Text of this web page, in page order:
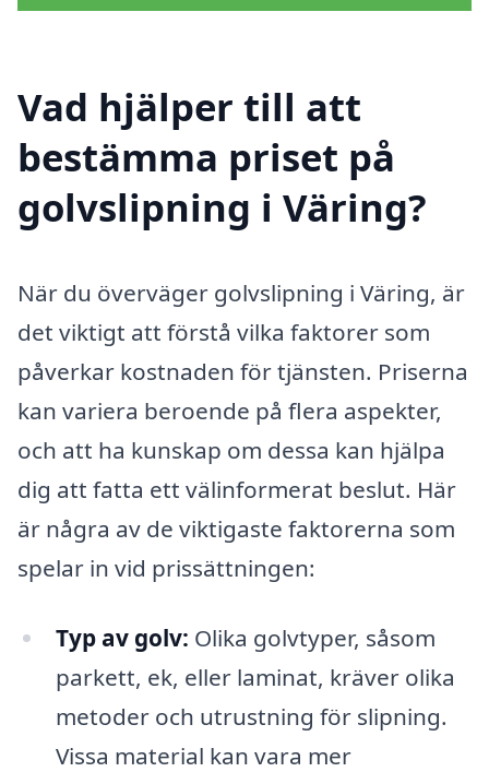
Vad hjälper till att
bestämma priset på
golvslipning i Väring?
När du överväger golvslipning i Väring, är
det viktigt att förstå vilka faktorer som
påverkar kostnaden för tjänsten. Priserna
kan variera beroende på flera aspekter,
och att ha kunskap om dessa kan hjälpa
dig att fatta ett välinformerat beslut. Här
är några av de viktigaste faktorerna som
spelar in vid prissättningen:
Typ av golv: Olika golvtyper, såsom
parkett, ek, eller laminat, kräver olika
metoder och utrustning för slipning.
Vissa material kan vara mer